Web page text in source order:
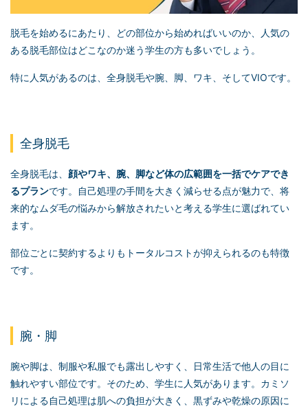
脱毛を始めるにあたり、どの部位から始めればいいのか、人気の
ある脱毛部位はどこなのか迷う学生の方も多いでしょう。
特に人気があるのは、全身脱毛や腕、脚、ワキ、そしてVIOです。
全身脱毛
全身脱毛は、 顔やワキ、腕、脚など体の広範囲を一括でケアでき
るプランです。自己処理の手間を大きく減らせる点が魅力で、将
来的なムダ毛の悩みから解放されたいと考える学生に選ばれてい
ます。
部位ごとに契約するよりもトータルコストが抑えられるのも特徴
です。
腕・脚
腕や脚は、制服や私服でも露出しやすく、日常生活で他人の目に
触れやすい部位です。そのため、学生に人気があります。カミソ
リによる自己処理は肌への負担が大きく、黒ずみや乾燥の原因に